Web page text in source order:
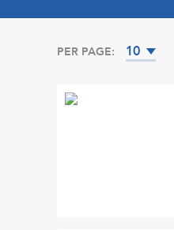
PER PAGE: 10